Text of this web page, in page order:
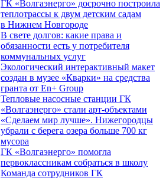
ГК «Волгаэнерго» досрочно построила
теплотрассы к двум детским садам
в Нижнем Новгороде
В свете долгов: какие права и
обязанности есть у потребителя
коммунальных услуг
Экологический интерактивный макет
создан в музее «Кварки» на средства
гранта от En+ Group
Тепловые насосные станции ГК
«Волгаэнерго» стали арт-объектами
«Сделаем мир лучше». Нижегородцы
убрали с берега озера больше 700 кг
мусора
ГК «Волгаэнерго» помогла
первоклассникам собраться в школу
Команда сотрудников ГК